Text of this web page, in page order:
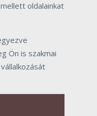
oldalainkat
Ön is szakmai